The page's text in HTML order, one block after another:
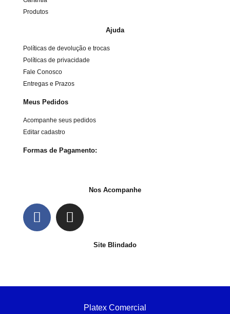
Produtos
Ajuda
Políticas de devolução e trocas
Políticas de privacidade
Fale Conosco
Entregas e Prazos
Meus Pedidos
Acompanhe seus pedidos
Editar cadastro
Formas de Pagamento:
Nos Acompanhe
Site Blindado
Platex Comercial